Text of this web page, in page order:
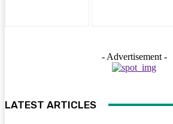
- Advertisement -
LATEST ARTICLES